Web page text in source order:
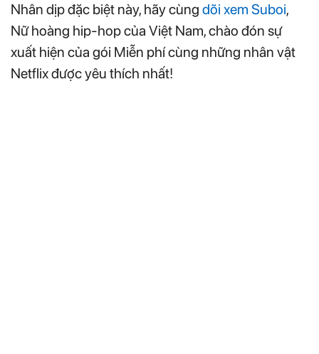
Nhân dịp đặc biệt này, hãy cùng dõi xem Suboi,
Nữ hoàng hip-hop của Việt Nam, chào đón sự
xuất hiện của gói Miễn phí cùng những nhân vật
Netflix được yêu thích nhất!